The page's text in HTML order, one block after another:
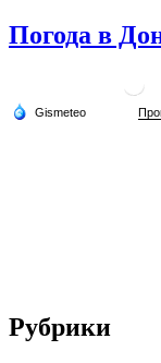
Погода в
Рубрики